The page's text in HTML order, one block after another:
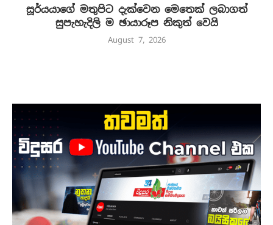
සූර්යයාගේ මතුපිට දැක්වෙන මෙතෙක් ලබාගත්
සුපැහැදිලි ම ඡායාරූප නිකුත් වෙයි
August 7, 2026